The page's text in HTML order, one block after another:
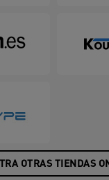
OTRAS TIENDAS